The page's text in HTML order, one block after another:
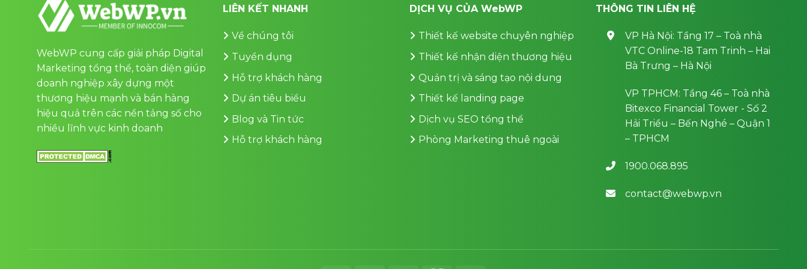
WebWP cung cấp giải pháp Digital
Marketing tổng thể, toàn diện giúp
doanh nghiệp xây dựng một
thương hiệu mạnh và bán hàng
hiệu quả trên các nền tảng số cho
nhiều lĩnh vực kinh doanh
LIÊN KẾT NHANH
Về chúng tôi
Tuyển dụng
Hỗ trợ khách hàng
Dự án tiêu biểu
Blog và Tin tức
Hỗ trợ khách hàng
DỊCH VỤ CỦA WebWP
Thiết kế website chuyên nghiệp
Thiết kế nhận diện thương hiệu
Quản trị và sáng tạo nội dung
Thiết kế landing page
Dịch vụ SEO tổng thể
Phòng Marketing thuê ngoài
THÔNG TIN LIÊN HỆ
VP Hà Nội: Tầng 17 – Toà nhà
VTC Online-18 Tam Trinh – Hai
Bà Trưng – Hà Nội
VP TPHCM: Tầng 46 – Toà nhà
Bitexco Financial Tower - Số 2
Hải Triều – Bến Nghé – Quận 1
– TPHCM
1900.068.895
contact@webwp.vn